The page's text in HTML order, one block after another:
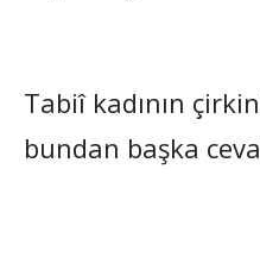
Tabiî kadının
bundan başka